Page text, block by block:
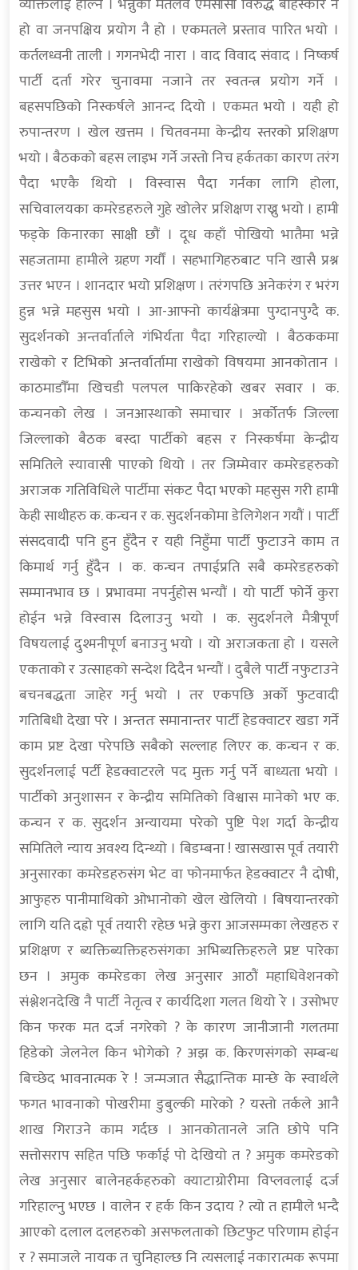
व्यक्तिलाई हाल्ने । भन्नुको मतलव एमसीसी विरुद्ध बहिस्कार नै
हो वा जनपक्षिय प्रयोग नै हो । एकमतले प्रस्ताव पारित भयो ।
कर्तलध्वनी ताली । गगनभेदी नारा । वाद विवाद संवाद । निष्कर्ष
पार्टी दर्ता गरेर चुनावमा नजाने तर स्वतन्त्र प्रयोग गर्ने ।
बहसपछिको निस्कर्षले आनन्द दियो । एकमत भयो । यही हो
रुपान्तरण । खेल खत्तम । चितवनमा केन्द्रीय स्तरको प्रशिक्षण
भयो । बैठकको बहस लाइभ गर्ने जस्तो निच हर्कतका कारण तरंग
पैदा भएकै थियो । विस्वास पैदा गर्नका लागि होला,
सचिवालयका कमरेडहरुले गुहे खोलेर प्रशिक्षण राख्नु भयो । हामी
फड्के किनारका साक्षी छौं । दूध कहाँ पोखियो भातैमा भन्ने
सहजतामा हामीले ग्रहण गर्यौं । सहभागिहरुबाट पनि खासै प्रश्न
उत्तर भएन । शानदार भयो प्रशिक्षण । तरंगपछि अनेकरंग र भरंग
हुन्न भन्ने महसुस भयो । आ-आफ्नो कार्यक्षेत्रमा पुग्दानपुग्दै क.
सुदर्शनको अन्तर्वार्ताले गंभिर्यता पैदा गरिहाल्यो । बैठककमा
राखेको र टिभिको अन्तर्वार्तामा राखेको विषयमा आनकोतान ।
काठमाडाैँमा खिचडी पलपल पाकिरहेको खबर सवार । क.
कन्चनको लेख । जनआस्थाको समाचार । अर्कोतर्फ जिल्ला
जिल्लाको बैठक बस्दा पार्टीको बहस र निस्कर्षमा केन्द्रीय
समितिले स्यावासी पाएको थियो । तर जिम्मेवार कमरेडहरुको
अराजक गतिविधिले पार्टीमा संकट पैदा भएको महसुस गरी हामी
केही साथीहरु क. कन्चन र क. सुदर्शनकोमा डेलिगेशन गयौं । पार्टी
संसदवादी पनि हुन हुँदैन र यही निहुँमा पार्टी फुटाउने काम त
किमार्थ गर्नु हुँदैन । क. कन्चन तपाईप्रति सबै कमरेडहरुको
सम्मानभाव छ । प्रभावमा नपर्नुहोस भन्यौं । यो पार्टी फोर्ने कुरा
होईन भन्ने विस्वास दिलाउनु भयो । क. सुदर्शनले मैत्रीपूर्ण
विषयलाई दुश्मनीपूर्ण बनाउनु भयो । यो अराजकता हो । यसले
एकताको र उत्साहको सन्देश दिदैन भन्यौं । दुबैले पार्टी नफुटाउने
बचनबद्धता जाहेर गर्नु भयो । तर एकपछि अर्को फुटवादी
गतिबिधी देखा परे । अन्ततः समानान्तर पार्टी हेडक्वाटर खडा गर्ने
काम प्रष्ट देखा परेपछि सबैको सल्लाह लिएर क. कन्चन र क.
सुदर्शनलाई पर्टी हेडक्वाटरले पद मुक्त गर्नु पर्ने बाध्यता भयो ।
पार्टीको अनुशासन र केन्द्रीय समितिको विश्वास मानेको भए क.
कन्चन र क. सुदर्शन अन्यायमा परेको पुष्टि पेश गर्दा केन्द्रीय
समितिले न्याय अवश्य दिन्थ्यो । बिडम्बना ! खासखास पूर्व तयारी
अनुसारका कमरेडहरुसंग भेट वा फोनमार्फत हेडक्वाटर नै दोषी,
आफुहरु पानीमाथिको ओभानोको खेल खेलियो । बिषयान्तरको
लागि यति दह्रो पूर्व तयारी रहेछ भन्ने कुरा आजसम्मका लेखहरु र
प्रशिक्षण र ब्यक्तिब्यक्तिहरुसंगका अभिब्यक्तिहरुले प्रष्ट पारेका
छन । अमुक कमरेडका लेख अनुसार आठौं महाधिवेशनको
संश्लेशनदेखि नै पार्टी नेतृत्व र कार्यदिशा गलत थियो रे । उसोभए
किन फरक मत दर्ज नगरेको ? के कारण जानीजानी गलतमा
हिडेको जेलनेल किन भोगेको ? अझ क. किरणसंगको सम्बन्ध
बिच्छेद भावनात्मक रे ! जन्मजात सैद्धान्तिक मान्छे के स्वार्थले
फगत भावनाको पोखरीमा डुबुल्की मारेको ? यस्तो तर्कले आनै
शाख गिराउने काम गर्दछ । आनकोतानले जति छोपे पनि
सत्तोसराप सहित पछि फर्काई पो देखियो त ? अमुक कमरेडको
लेख अनुसार बालेनहर्कहरुको क्याटाग्रोरीमा विप्लवलाई दर्ज
गरिहाल्नु भएछ । वालेन र हर्क किन उदाय ? त्यो त हामीले भन्दै
आएको दलाल दलहरुको असफलताको छिटफुट परिणाम होईन
र ? समाजले नायक त चुनिहाल्छ नि त्यसलाई नकारात्मक रूपमा